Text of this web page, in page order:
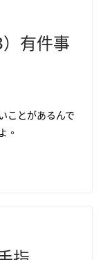
）有件事
ことがあるんで
よ。